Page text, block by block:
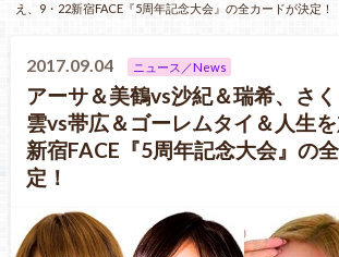
え、9・22新宿FACE『5周年記念大会』の全カードが決定！
2017.09.04 ニュース／News
アーサ＆美鶴vs沙紀＆瑞希、さ
雲vs帯広＆ゴーレムタイ＆人生
新宿FACE『5周年記念大会』の
定！